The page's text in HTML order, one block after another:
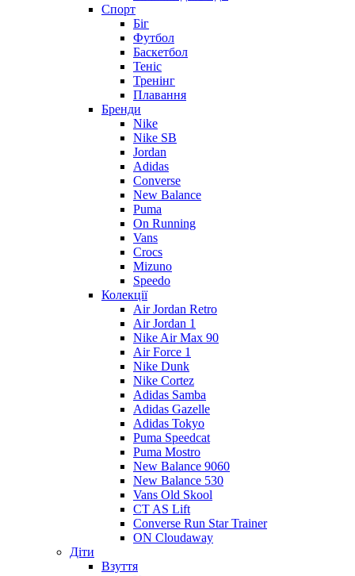
Спорт
Біг
Футбол
Баскетбол
Теніс
Тренінг
Плавання
Бренди
Nike
Nike SB
Jordan
Adidas
Converse
New Balance
Puma
On Running
Vans
Crocs
Mizuno
Speedo
Колекції
Air Jordan Retro
Air Jordan 1
Nike Air Max 90
Air Force 1
Nike Dunk
Nike Cortez
Adidas Samba
Adidas Gazelle
Adidas Tokyo
Puma Speedcat
Puma Mostro
New Balance 9060
New Balance 530
Vans Old Skool
CT AS Lift
Converse Run Star Trainer
ON Cloudaway
Діти
Взуття